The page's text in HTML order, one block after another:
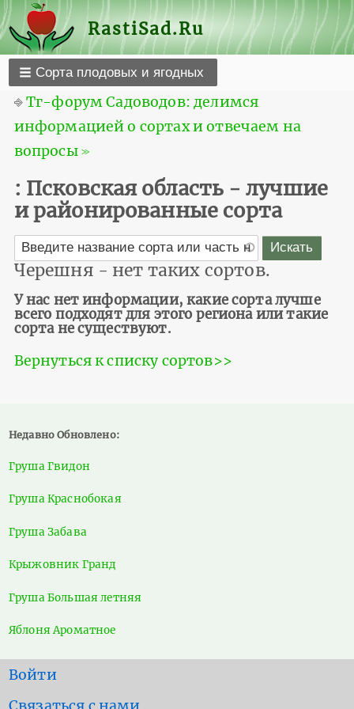
RastiSad.Ru
Сорта плодовых и ягодных
⎆Тг-форум Садоводов: делимся
информацией о сортах и отвечаем на
вопросы ≫
: Псковская область - лучшие
и районированные сорта
Черешня - нет таких сортов.
У нас нет информации, какие сорта лучше
всего подходят для этого региона или такие
сорта не существуют.
Вернуться к списку сортов>>
Недавно Обновлено:
Груша Гвидон
Груша Краснобокая
Груша Забава
Крыжовник Гранд
Груша Большая летняя
Яблоня Ароматное
User
account
Войти